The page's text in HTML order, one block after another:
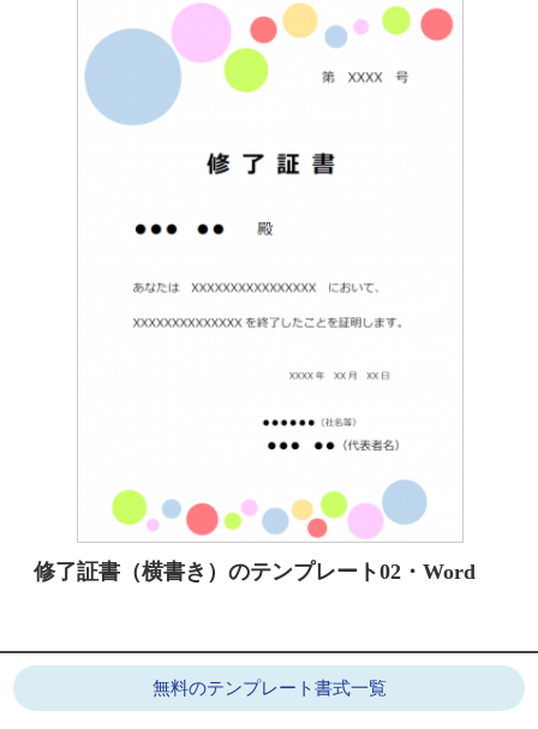
修了証書（横書き）のテンプレート02・Word
無料のテンプレート書式一覧